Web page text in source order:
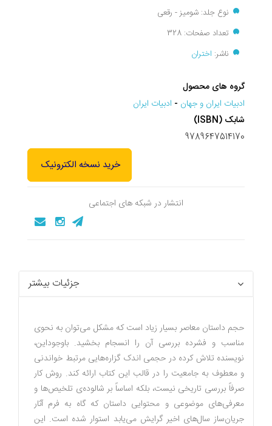
نوع جلد: شومیز - رقعی
تعداد صفحات: 328
ناشر: اختران
گروه های محصول
ادبيات ايران و جهان - ادبیات ایران
شابک (ISBN)
9789647514170
خرید نسخه الکترونیک
انتشار در شبکه های اجتماعی
جزئیات بیشتر
حجم داستان معاصر بسیار زیاد است که مشکل می‌توان به نحوی
مناسب و فشرده بررسی آن را انسجام بخشید. باوجوداین،
نویسنده تلاش کرده در حجمی اندک گزاره‌هایی مرتبط خواندنی
و معطوف به جامعیت را در قالب این کتاب ارائه کند. روش کار
صرفاً بررسی تاریخی نیست، بلکه اساساً بر شالوده‌ی تلخیص‌ها و
معرفی‌های موضوعی و محتوایی داستان که گاه به فرم آثار
جریان‌ساز سال‌های اخیر گرایش می‌یابد استوار شده است. این